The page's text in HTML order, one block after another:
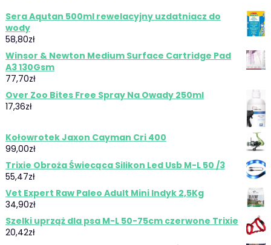
Sera Aqutan 500ml rewelacyjny uzdatniacz do
wody
58,80zł
Winsor & Newton Medium Surface Cartridge Pad
A3 130Gsm
77,70zł
Over Zoo Bites Free Spray Na Owady 250ml
17,36zł
Kołowrotek Jaxon Cayman Cri 400
99,00zł
Trixie Obroża Świecąca Silikon Led Usb M-L 50 /3
55,47zł
Vet Expert Raw Paleo Adult Mini Indyk 2,5Kg
34,90zł
Szelki uprząż dla psa M-L 50-75cm czerwone Trixie
20,42zł